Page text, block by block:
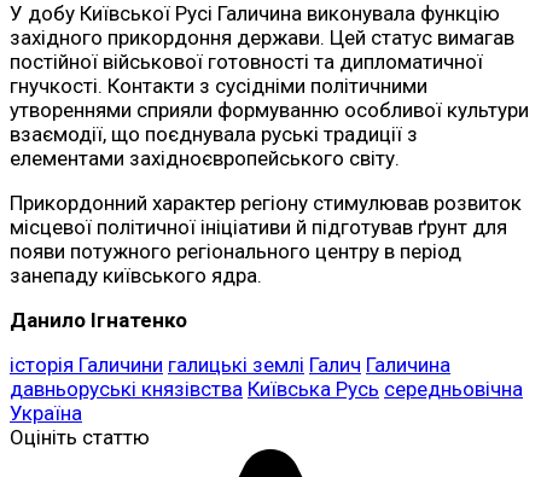
У добу Київської Русі Галичина виконувала функцію
західного прикордоння держави. Цей статус вимагав
постійної військової готовності та дипломатичної
гнучкості. Контакти з сусідніми політичними
утвореннями сприяли формуванню особливої культури
взаємодії, що поєднувала руські традиції з
елементами західноєвропейського світу.
Прикордонний характер регіону стимулював розвиток
місцевої політичної ініціативи й підготував ґрунт для
появи потужного регіонального центру в період
занепаду київського ядра.
Данило Ігнатенко
історія Галичини галицькі землі Галич Галичина
давньоруські князівства Київська Русь середньовічна
Україна
Оцініть статтю